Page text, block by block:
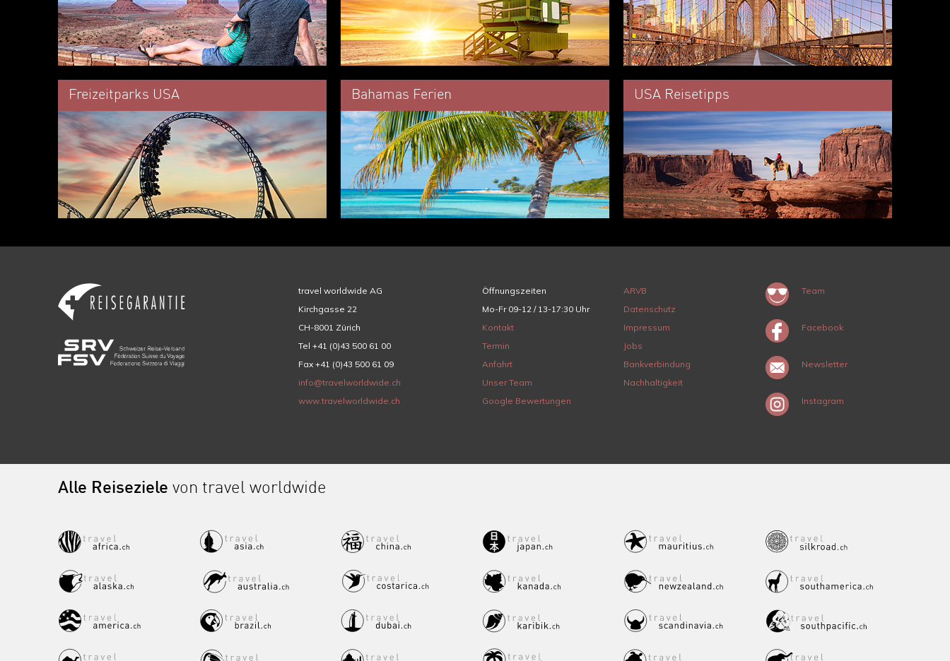
Freizeitparks USA Bahamas Ferien USA Reisetipps
travel worldwide AG
Kirchgasse 22
CH-8001 Zürich
Tel +41 (0)43 500 61 00
Fax +41 (0)43 500 61 09
info@travelworldwide.ch
www.travelworldwide.ch
Öffnungszeiten
Mo-Fr 09-12 / 13-17:30 Uhr
Kontakt
Termin
Anfahrt
Unser Team
Google Bewertungen
ARVB
Datenschutz
Impressum
Jobs
Bankverbindung
Nachhaltigkeit
Team
Facebook
Newsletter
Instagram
Alle Reiseziele von travel worldwide